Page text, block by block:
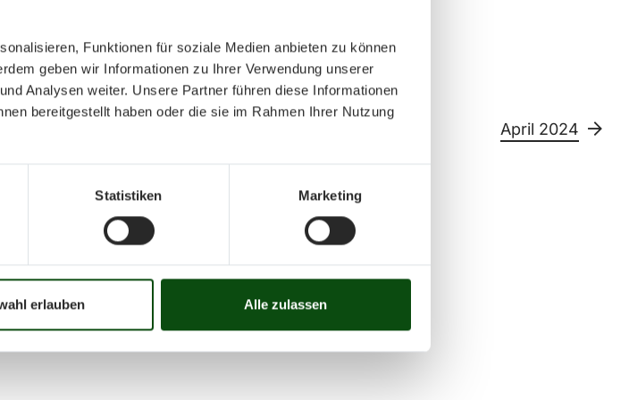
Funktionen für soziale Medien anbieten zu können
geben wir Informationen zu Ihrer Verwendung unserer
Analysen weiter. Unsere Partner führen diese Informationen
bereitgestellt haben oder die sie im Rahmen Ihrer Nutzung
Statistiken Marketing
erlauben Alle zulassen
April 2024
März 2024
Do Sa
07 08 13 14
20 21 22 23 24 25 26 27 28 29 30
31